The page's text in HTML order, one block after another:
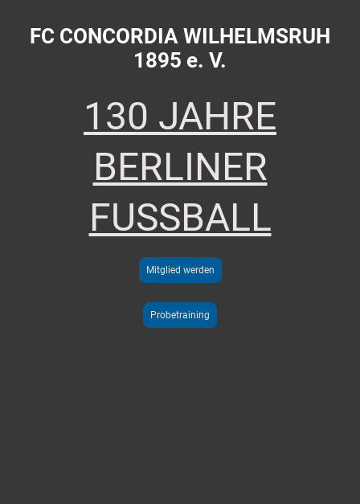
FC CONCORDIA WILHELMSRUH
1895 e. V.
130 JAHRE
BERLINER
FUSSBALL
Mitglied werden
Probetraining